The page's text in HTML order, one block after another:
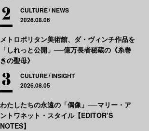
CULTURE NEWS
2026.08.06
メトロポリタン美術館、ダ・ヴィンチ作品を
「しれっと公開」──億万長者秘蔵の《糸巻
きの聖母》
CULTURE INSIGHT
2026.08.05
わたしたちの永遠の「偶像」──マリー・ア
ントワネット・スタイル【EDITOR’S
NOTES】